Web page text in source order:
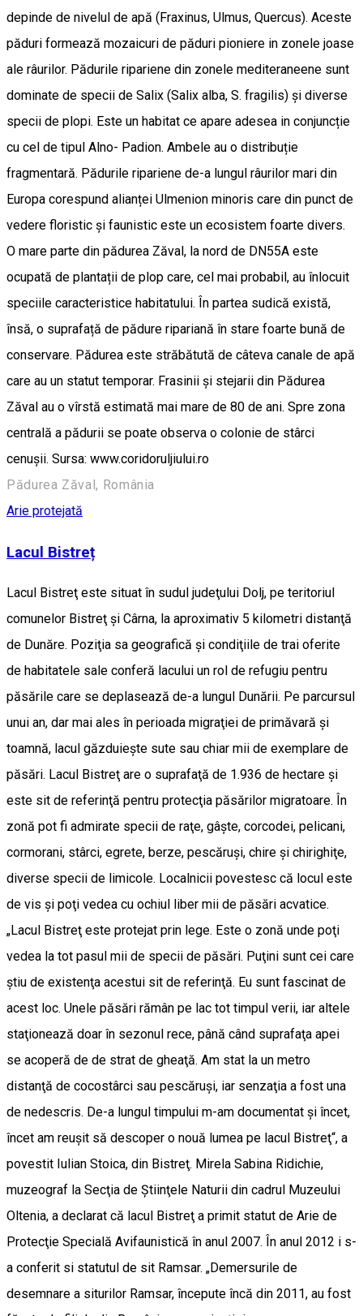
depinde de nivelul de apă (Fraxinus, Ulmus, Quercus). Aceste
păduri formează mozaicuri de păduri pioniere in zonele joase
ale râurilor. Pădurile ripariene din zonele mediteraneene sunt
dominate de specii de Salix (Salix alba, S. fragilis) și diverse
specii de plopi. Este un habitat ce apare adesea in conjuncție
cu cel de tipul Alno- Padion. Ambele au o distribuție
fragmentară. Pădurile ripariene de-a lungul râurilor mari din
Europa corespund alianței Ulmenion minoris care din punct de
vedere floristic și faunistic este un ecosistem foarte divers.
O mare parte din pădurea Zăval, la nord de DN55A este
ocupată de plantații de plop care, cel mai probabil, au înlocuit
speciile caracteristice habitatului. În partea sudică există,
însă, o suprafață de pădure ripariană în stare foarte bună de
conservare. Pădurea este străbătută de câteva canale de apă
care au un statut temporar. Frasinii și stejarii din Pădurea
Zăval au o vîrstă estimată mai mare de 80 de ani. Spre zona
centrală a pădurii se poate observa o colonie de stârci
cenușii. Sursa: www.coridoruljiului.ro
Pădurea Zăval, România
Arie protejată
Lacul Bistreț
Lacul Bistreţ este situat în sudul judeţului Dolj, pe teritoriul
comunelor Bistreţ şi Cârna, la aproximativ 5 kilometri distanţă
de Dunăre. Poziţia sa geografică şi condiţiile de trai oferite
de habitatele sale conferă lacului un rol de refugiu pentru
păsările care se deplasează de-a lungul Dunării. Pe parcursul
unui an, dar mai ales în perioada migraţiei de primăvară şi
toamnă, lacul găzduieşte sute sau chiar mii de exemplare de
păsări. Lacul Bistreţ are o suprafaţă de 1.936 de hectare şi
este sit de referinţă pentru protecţia păsărilor migratoare. În
zonă pot fi admirate specii de raţe, gâşte, corcodei, pelicani,
cormorani, stârci, egrete, berze, pescăruşi, chire şi chirighiţe,
diverse specii de limicole. Localnicii povestesc că locul este
de vis şi poţi vedea cu ochiul liber mii de păsări acvatice.
„Lacul Bistreţ este protejat prin lege. Este o zonă unde poţi
vedea la tot pasul mii de specii de păsări. Puţini sunt cei care
ştiu de existenţa acestui sit de referinţă. Eu sunt fascinat de
acest loc. Unele păsări rămân pe lac tot timpul verii, iar altele
staţionează doar în sezonul rece, până când suprafaţa apei
se acoperă de de strat de gheaţă. Am stat la un metro
distanţă de cocostârci sau pescăruşi, iar senzaţia a fost una
de nedescris. De-a lungul timpului m-am documentat şi încet,
încet am reuşit să descoper o nouă lumea pe lacul Bistreţ“, a
povestit Iulian Stoica, din Bistreţ. Mirela Sabina Ridichie,
muzeograf la Secţia de Ştiinţele Naturii din cadrul Muzeului
Oltenia, a declarat că lacul Bistreţ a primit statut de Arie de
Protecţie Specială Avifaunistică în anul 2007. În anul 2012 i s-
a conferit si statutul de sit Ramsar. „Demersurile de
desemnare a siturilor Ramsar, începute încă din 2011, au fost